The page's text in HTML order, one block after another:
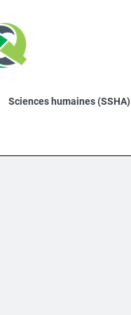
Sciences humaines (SSHA)